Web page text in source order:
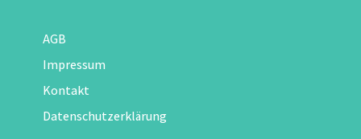
AGB
Impressum
Kontakt
Datenschutzerklärung